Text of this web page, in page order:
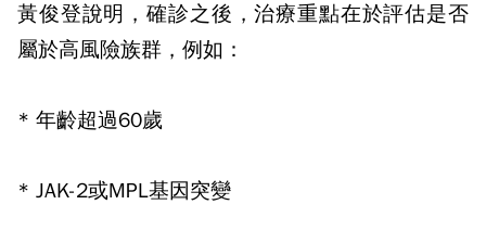
黃俊登說明，確診之後，治療重點在於評估是否
屬於高風險族群，例如：
* 年齡超過60歲
* JAK-2或MPL基因突變